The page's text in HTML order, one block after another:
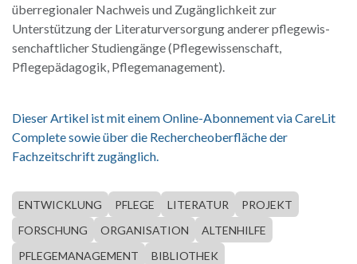
überregionaler Nachweis und Zugänglichkeit zur
Unterstützung der Literaturversorgung anderer pflegewis-
senchaftlicher Studiengänge (Pflegewissenschaft,
Pflegepädagogik, Pflegemanagement).
Dieser Artikel ist mit einem Online-Abonnement via CareLit
Complete sowie über die Rechercheoberfläche der
Fachzeitschrift zugänglich.
ENTWICKLUNG PFLEGE LITERATUR
PROJEKT
FORSCHUNG
ORGANISATION
ALTENHILFE
PFLEGEMANAGEMENT
BIBLIOTHEK